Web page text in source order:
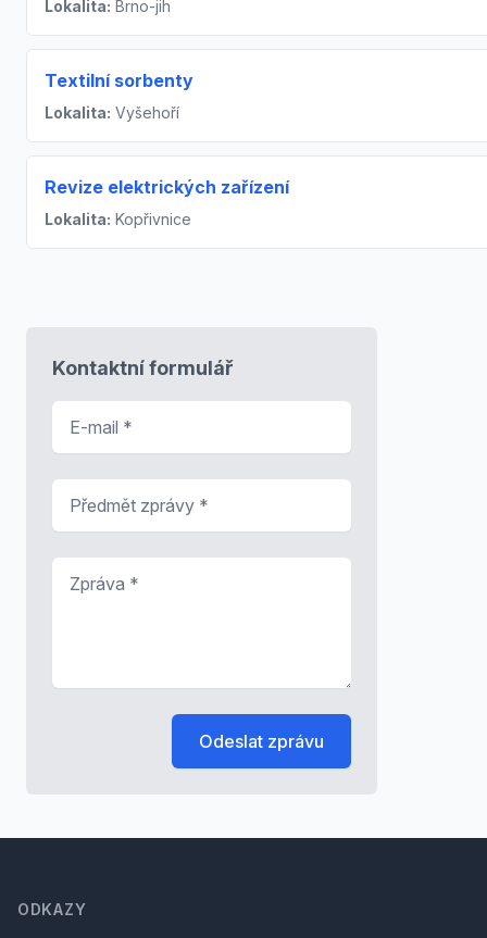
Lokalita: Brno-jih
Textilní sorbenty
Lokalita: Vyšehoří
Revize elektrických zařízení
Lokalita: Kopřivnice
Kontaktní formulář
Odeslat zprávu
ODKAZY